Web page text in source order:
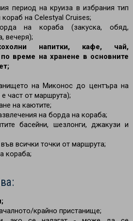
период на круиза в избрания тип
на Celestyal Cruises;
на кораба (закуска, обяд,
вечеря);
напитки, кафе, чай,
време на хранене в основните
на Миконос до центъра на
част от маршрута);
на каютите;
на борда на кораба;
басейни, шезлонги, джакузи и
всички точки от маршрута;
кораба;
крайно пристанище;